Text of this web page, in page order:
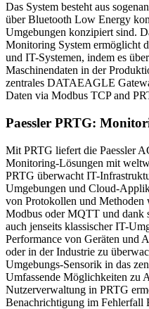
Das System besteht aus
über Bluetooth Low Energy
Umgebungen konzipiert sind.
Monitoring System ermöglicht
und IT-Systemen, indem es
Maschinendaten in der
zentrales DATAEAGLE
Daten via Modbus TCP and
Paessler PRTG:
Mit PRTG liefert die Paessler
Monitoring-Lösungen mit
PRTG überwacht IT-
Umgebungen und Cloud-
von Protokollen und
Modbus oder MQTT und dank
auch jenseits klassischer IT-
Performance von Geräten und
oder in der Industrie zu
Umgebungs-Sensorik in das
Umfassende Möglichkeiten zu
Nutzerverwaltung in PRTG
Benachrichtigung im Fehlerfall